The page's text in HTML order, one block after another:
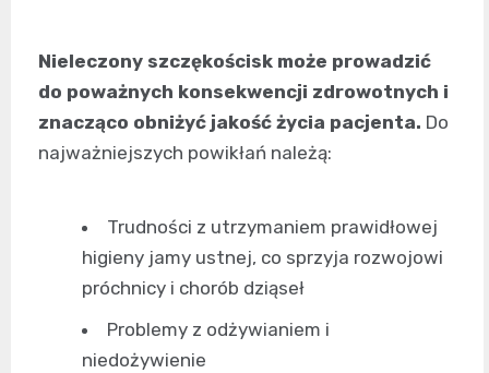
Nieleczony szczękościsk może prowadzić
do poważnych konsekwencji zdrowotnych i
znacząco obniżyć jakość życia pacjenta. Do
najważniejszych powikłań należą:
Trudności z utrzymaniem prawidłowej
higieny jamy ustnej, co sprzyja rozwojowi
próchnicy i chorób dziąseł
Problemy z odżywianiem i
niedożywienie